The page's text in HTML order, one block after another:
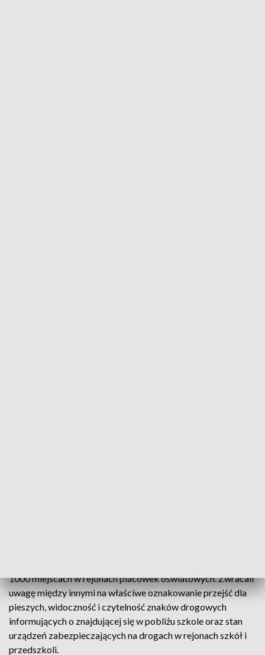
1000 miejscach w rejonach placówek oświatowych. Zwracali
uwagę między innymi na właściwe oznakowanie przejść dla
pieszych, widoczność i czytelność znaków drogowych
informujących o znajdującej się w pobliżu szkole oraz stan
urządzeń zabezpieczających na drogach w rejonach szkół i
przedszkoli.